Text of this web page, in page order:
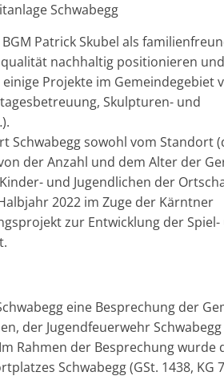
Schwabegg
Patrick Skubel als
nachhaltig positionieren
Projekte im Gemeindegebiet
Skulpturen- und
Schwabegg sowohl vom Standort
der Anzahl und dem Alter der
und Jugendlichen der
2022 im Zuge der Kärntner
zur Entwicklung der Spiel-
eine Besprechung der
der Jugendfeuerwehr
Rahmen der Besprechung wurde
Schwabegg (GSt. 1438, KG